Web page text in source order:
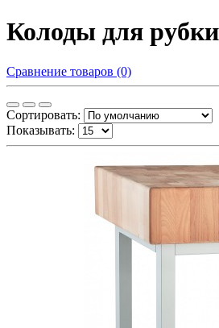
Колоды для
Сравнение товаров (0)
Сортировать:
Показывать: